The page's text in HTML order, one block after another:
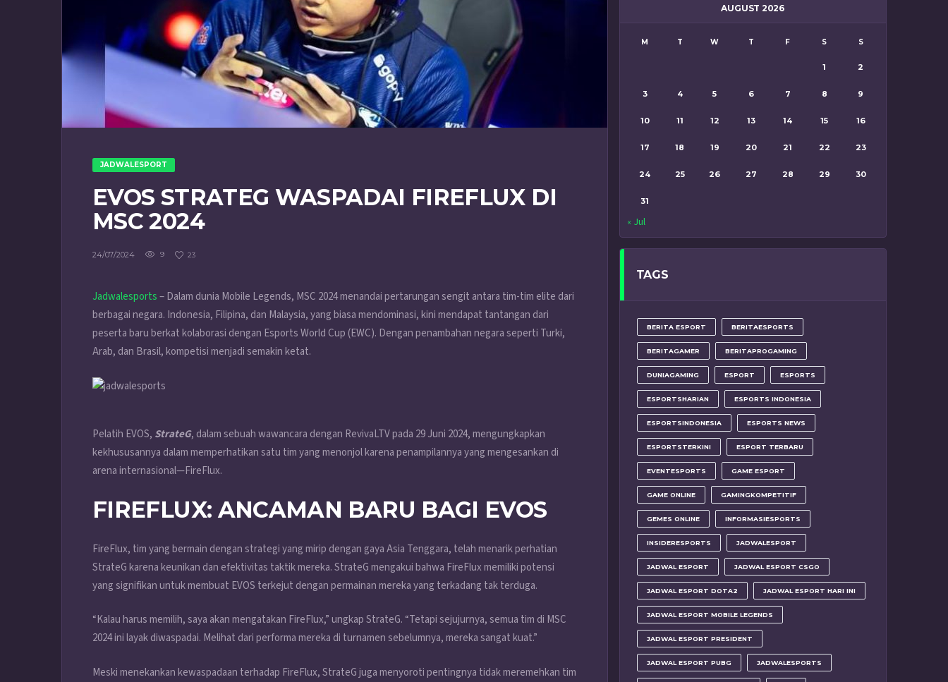
JADWALESPORT
EVOS STRATEG WASPADAI FIREFLUX DI
MSC 2024
24/07/2024 9 23
Jadwalesports– Dalam dunia Mobile Legends, MSC 2024 menandai pertarungan sengit antara tim-tim elite dari
berbagai negara. Indonesia, Filipina, dan Malaysia, yang biasa mendominasi, kini mendapat tantangan dari
peserta baru berkat kolaborasi dengan Esports World Cup (EWC). Dengan penambahan negara seperti Turki,
Arab, dan Brasil, kompetisi menjadi semakin ketat.
Pelatih EVOS, StrateG, dalam sebuah wawancara dengan RevivaLTV pada 29 Juni 2024, mengungkapkan
kekhususannya dalam memperhatikan satu tim yang menonjol karena penampilannya yang mengesankan di
arena internasional—FireFlux.
FIREFLUX: ANCAMAN BARU BAGI EVOS
FireFlux, tim yang bermain dengan strategi yang mirip dengan gaya Asia Tenggara, telah menarik perhatian
StrateG karena keunikan dan efektivitas taktik mereka. StrateG mengakui bahwa FireFlux memiliki potensi
yang signifikan untuk membuat EVOS terkejut dengan permainan mereka yang terkadang tak terduga.
“Kalau harus memilih, saya akan mengatakan FireFlux,” ungkap StrateG. “Tetapi sejujurnya, semua tim di MSC
2024 ini layak diwaspadai. Melihat dari performa mereka di turnamen sebelumnya, mereka sangat kuat.”
Meski menekankan kewaspadaan terhadap FireFlux, StrateG juga menyoroti pentingnya tidak meremehkan tim
AUGUST 2026
M T W T F S S
1 2
3 4 5 6 7 8 9
10 11 12 13 14 15 16
17 18 19 20 21 22 23
24 25 26 27 28 29 30
31
« Jul
TAGS
BERITA ESPORT BERITAESPORTS
BERITAGAMER BERITAPROGAMING
DUNIAGAMING ESPORT ESPORTS
ESPORTSHARIAN ESPORTS INDONESIA
ESPORTSINDONESIA ESPORTS NEWS
ESPORTSTERKINI ESPORT TERBARU
EVENTESPORTS GAME ESPORT
GAME ONLINE GAMINGKOMPETITIF
GEMES ONLINE INFORMASIESPORTS
INSIDERESPORTS JADWALESPORT
JADWAL ESPORT JADWAL ESPORT CSGO
JADWAL ESPORT DOTA2 JADWAL ESPORT HARI INI
JADWAL ESPORT MOBILE LEGENDS
JADWAL ESPORT PRESIDENT
JADWAL ESPORT PUBG JADWALESPORTS